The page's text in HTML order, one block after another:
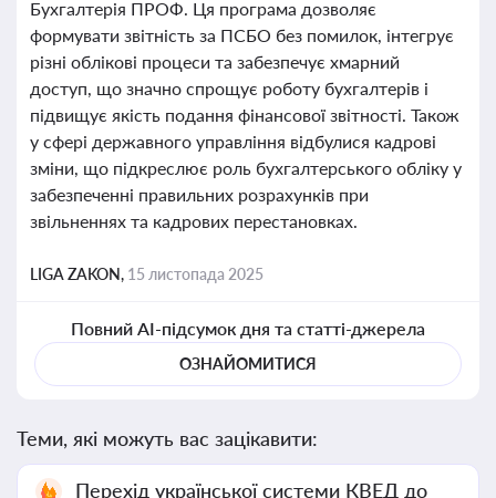
Бухгалтерія ПРОФ. Ця програма дозволяє
формувати звітність за ПСБО без помилок, інтегрує
різні облікові процеси та забезпечує хмарний
доступ, що значно спрощує роботу бухгалтерів і
підвищує якість подання фінансової звітності. Також
у сфері державного управління відбулися кадрові
зміни, що підкреслює роль бухгалтерського обліку у
забезпеченні правильних розрахунків при
звільненнях та кадрових перестановках.
LIGA ZAKON, 15 листопада 2025
Повний AI-підсумок дня та статті-джерела
ОЗНАЙОМИТИСЯ
Теми, які можуть вас зацікавити:
Перехід української системи КВЕД до